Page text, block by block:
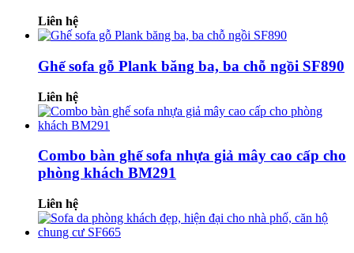
Liên hệ
Ghế sofa gỗ Plank băng ba, ba chỗ ngồi SF890
Liên hệ
Combo bàn ghế sofa nhựa giả mây cao cấp cho
phòng khách BM291
Liên hệ